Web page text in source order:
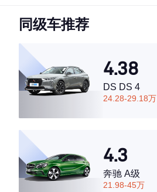
·外观表现较为优秀，优于85%同级车
·空间表现一般，低于59%同级车
同级车推荐
4.38
DS DS 4
24.28-29.18万
4.3
奔驰 A级
21.98-45万